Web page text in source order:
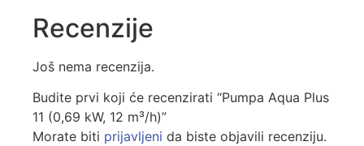
Recenzije
Još nema recenzija.
Budite prvi koji će recenzirati “Pumpa Aqua Plus
11 (0,69 kW, 12 m³/h)”
Morate biti prijavljeni da biste objavili recenziju.